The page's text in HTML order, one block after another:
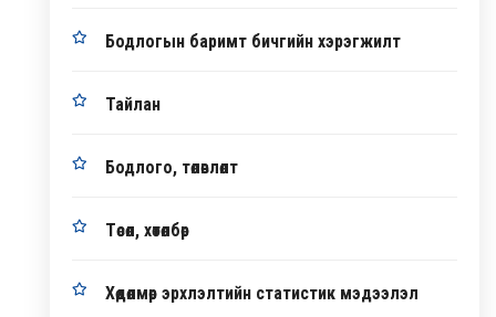
Бодлогын баримт бичгийн хэрэгжилт
Тайлан
Бодлого, төлөвлөлт
Төсөл, хөтөлбөр
Хөдөлмөр эрхлэлтийн статистик мэдээлэл